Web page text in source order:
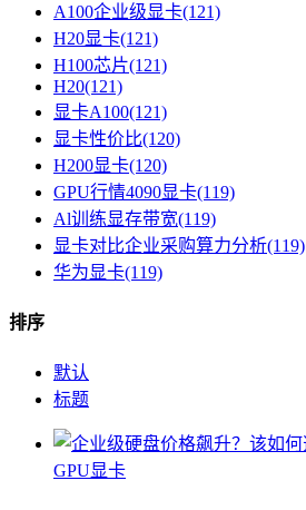
A100企业级显卡(121)
H20显卡(121)
H100芯片(121)
H20(121)
显卡A100(121)
显卡性价比(120)
H200显卡(120)
GPU行情4090显卡(119)
Al训练显存带宽(119)
显卡对比企业采购算力分析(119)
华为显卡(119)
排序
默认
标题
GPU显卡